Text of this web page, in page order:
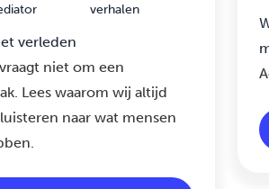
verhalen
verleden
niet om een
Lees waarom wij altijd
naar wat mensen